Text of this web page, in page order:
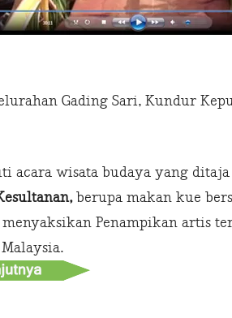
Gading Sari, Kundur
acara wisata budaya yang
berupa makan kue
Penampikan artis